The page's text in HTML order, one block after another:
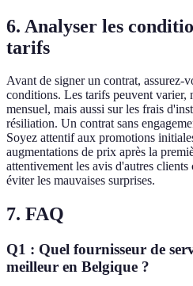
6. Analyser les
tarifs
Avant de signer un contrat, assurez-
conditions. Les tarifs peuvent varier,
mensuel, mais aussi sur les frais
résiliation. Un contrat sans
Soyez attentif aux promotions
augmentations de prix après la
attentivement les avis d'autres clients
éviter les mauvaises surprises.
7. FAQ
Q1 : Quel fournisseur de
meilleur en Belgique ?